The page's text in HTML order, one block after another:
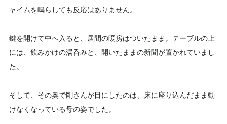
ャイムを鳴らしても反応はありません。
鍵を開けて中へ入ると、居間の暖房はついたまま。テーブルの上
には、飲みかけの湯呑みと、開いたままの新聞が置かれていまし
た。
そして、その奥で剛さんが目にしたのは、床に座り込んだまま動
けなくなっている母の姿でした。